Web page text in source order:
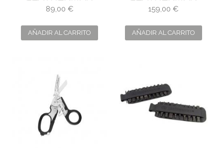
SIDEKICK
89,00 €
AÑADIR AL CARRITO
WAVE +
159,00 €
AÑADIR AL CARRITO